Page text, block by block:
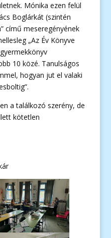
Mónika ezen felül
Boglárkát (szintén
című meseregényének
„Az Év Könyve
10 közé. Tanulságos
hogyan jut el valaki
a találkozó szerény, de
kötetlen